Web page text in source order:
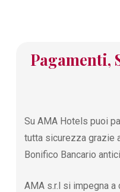
Pagamenti,
Su AMA Hotels puoi
tutta sicurezza grazie
Bonifico Bancario
AMA s.r.l si impegna